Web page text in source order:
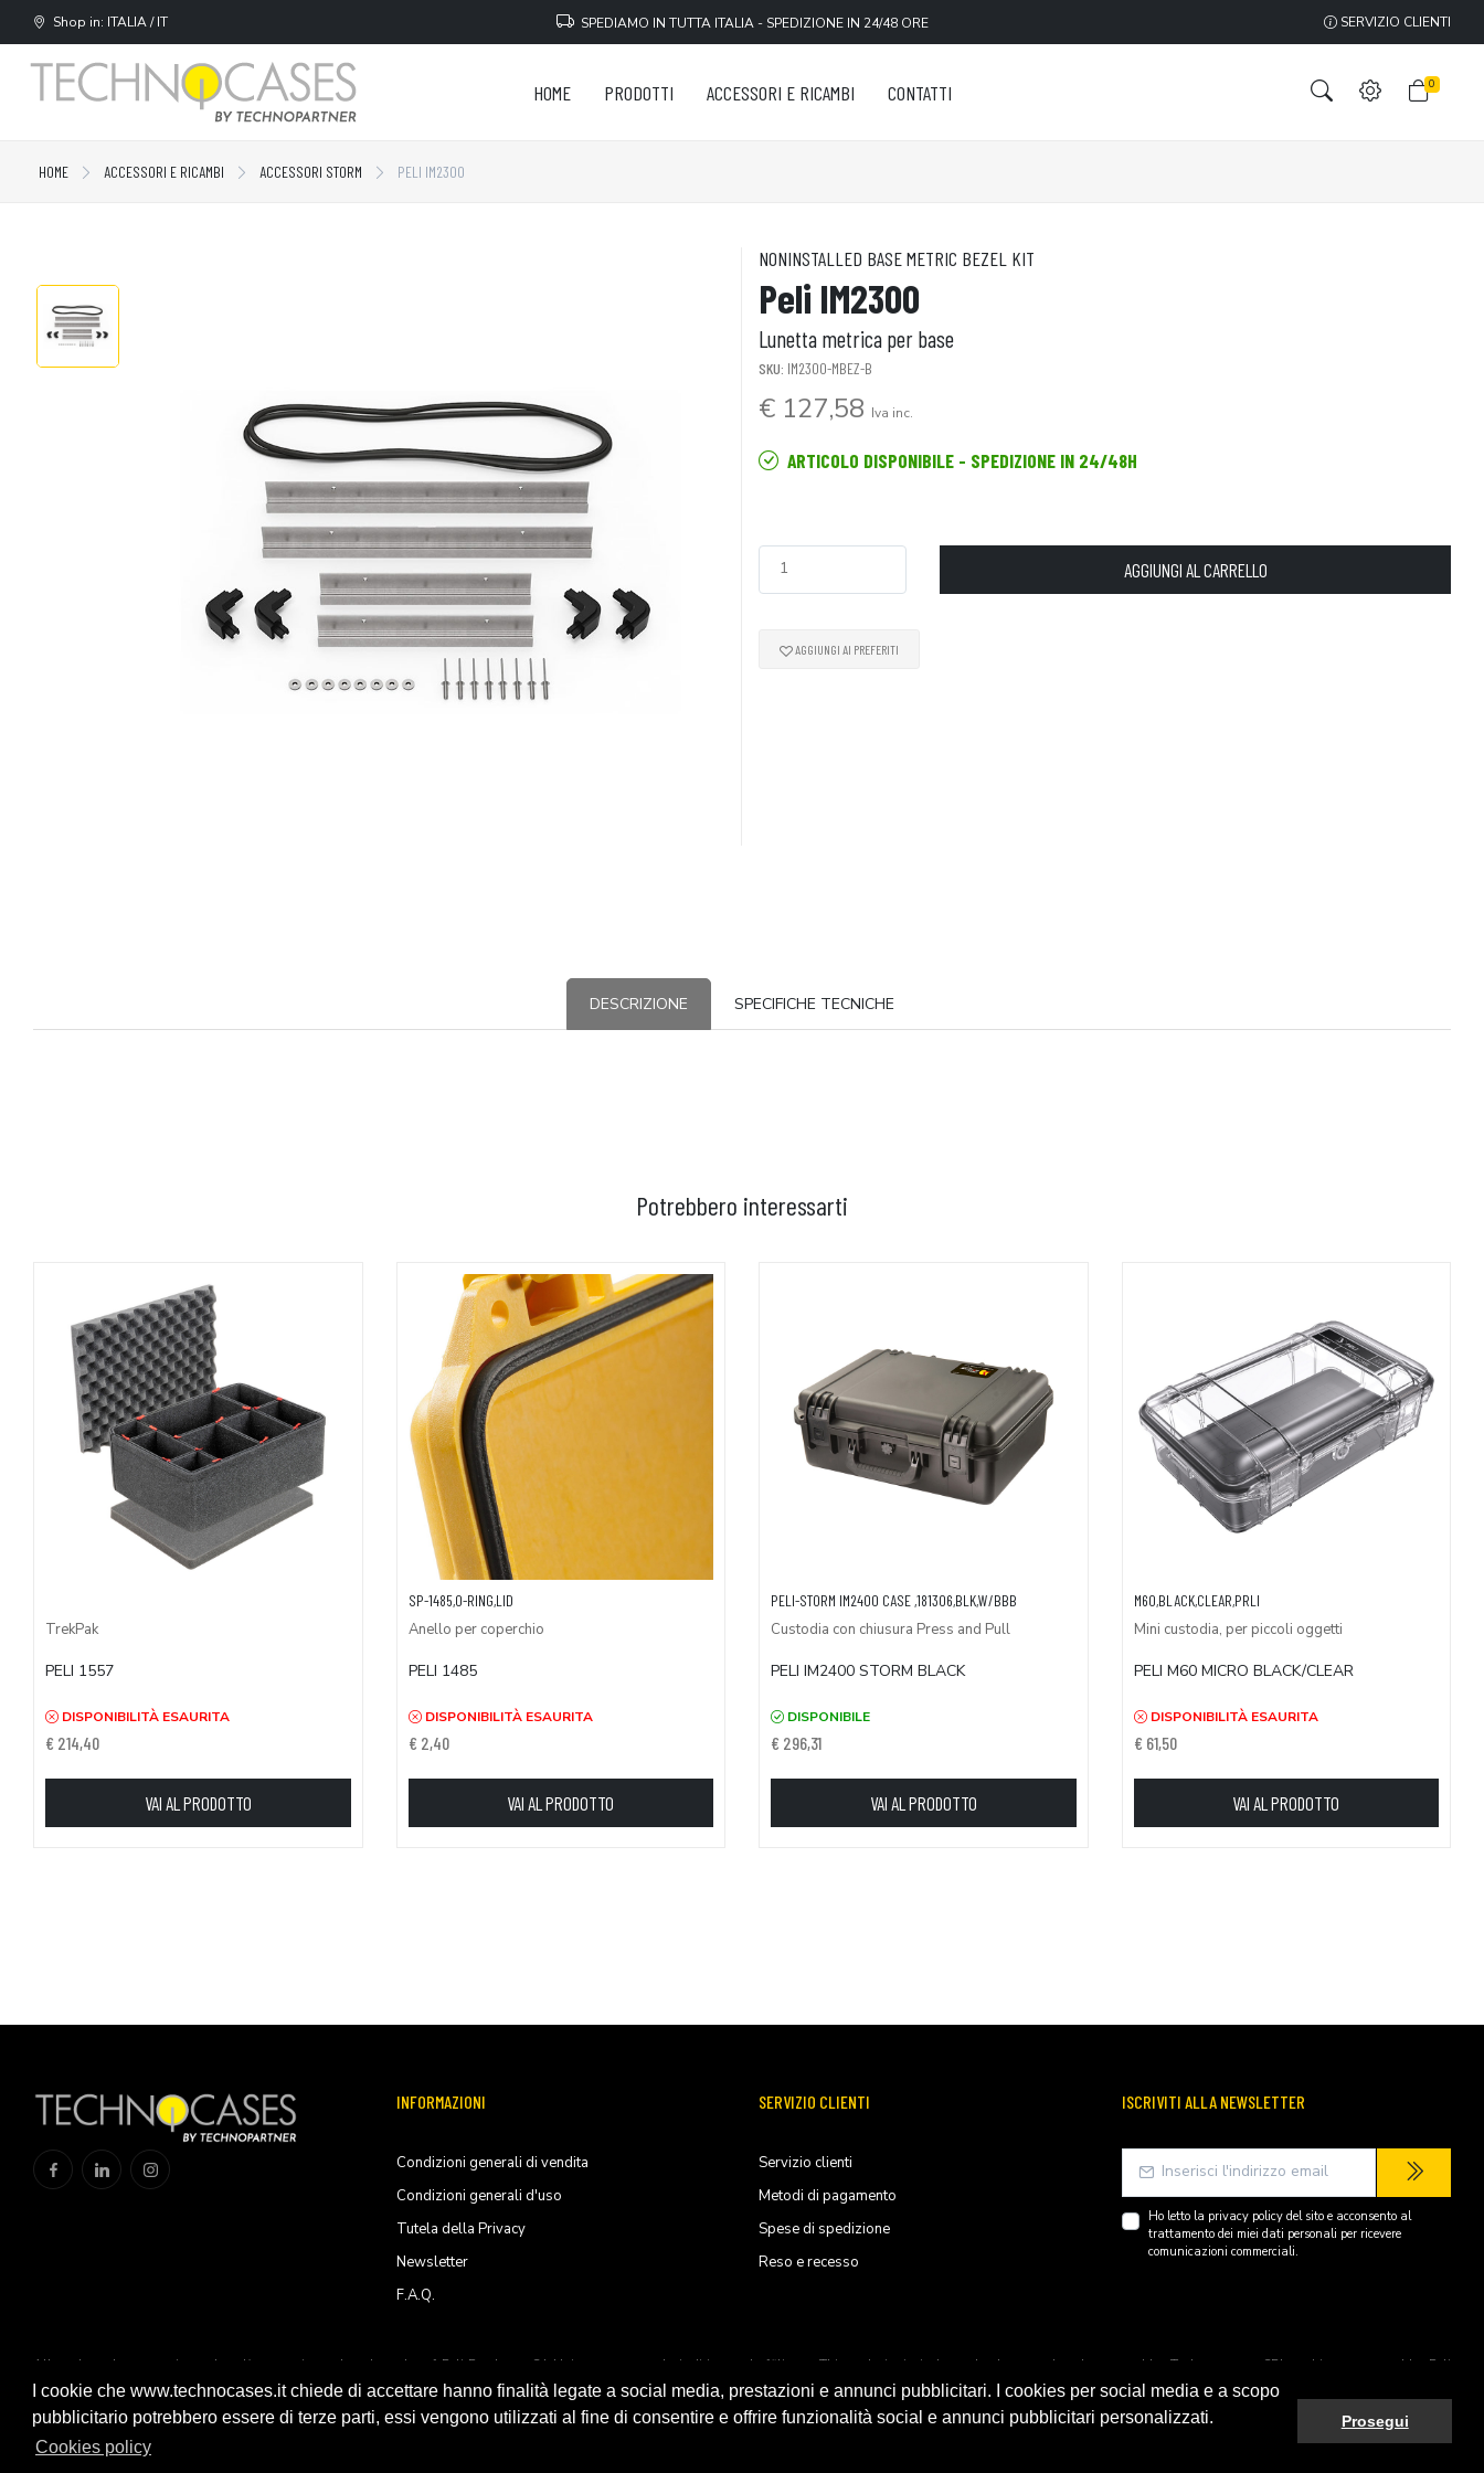
I cookie che www.technocases.it chiede di accettare hanno finalità legate a social media, prestazioni e annunci pubblicitari. I cookies per social media e a scopo
pubblicitario potrebbero essere di terze parti, essi vengono utilizzati al fine di consentire e offrire funzionalità social e annunci pubblicitari personalizzati.
Cookies policy
Prosegui
Shop in: ITALIA / IT SPEDIAMO IN TUTTA ITALIA - SPEDIZIONE IN 24/48 ORE SERVIZIO CLIENTI
HOME PRODOTTI ACCESSORI E RICAMBI CONTATTI 0
HOME ACCESSORI E RICAMBI ACCESSORI STORM PELI IM2300
NONINSTALLED BASE METRIC BEZEL KIT
Peli IM2300
Lunetta metrica per base
SKU: IM2300-MBEZ-B
€ 127,58 Iva inc.
ARTICOLO DISPONIBILE - SPEDIZIONE IN 24/48H
AGGIUNGI AL CARRELLO
AGGIUNGI AI PREFERITI
DESCRIZIONE SPECIFICHE TECNICHE
Potrebbero interessarti
TrekPak
PELI 1557
DISPONIBILITÀ ESAURITA
€ 214,40
VAI AL PRODOTTO
SP-1485,O-RING,LID
Anello per coperchio
PELI 1485
DISPONIBILITÀ ESAURITA
€ 2,40
VAI AL PRODOTTO
PELI-STORM IM2400 CASE ,181306,BLK,W/BBB
Custodia con chiusura Press and Pull
PELI IM2400 STORM BLACK
DISPONIBILE
€ 296,31
VAI AL PRODOTTO
M60,BLACK,CLEAR,PRLI
Mini custodia, per piccoli oggetti
PELI M60 MICRO BLACK/CLEAR
DISPONIBILITÀ ESAURITA
€ 61,50
VAI AL PRODOTTO
INFORMAZIONI
Condizioni generali di vendita
Condizioni generali d'uso
Tutela della Privacy
Newsletter
F.A.Q.
SERVIZIO CLIENTI
Servizio clienti
Metodi di pagamento
Spese di spedizione
Reso e recesso
ISCRIVITI ALLA NEWSLETTER
Ho letto la privacy policydel sito e acconsento al
trattamento dei miei dati personali per ricevere
comunicazioni commerciali.
All trademarks are registered and/or unregistered trademarks of Peli Products, S.L.U. its parents, subsiadiries and affiliates. This website is independently owned and operated by Technopartner SRL and is not owned by Peli
Products, S.L.U